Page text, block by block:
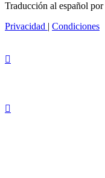
Traducción al español por
Privacidad | Condiciones